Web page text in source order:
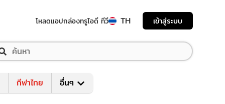
โหลดแอปกล่องทรูไอดี ทีวี TH เข้าสู่ระบบ
กีฬาไทย อื่นๆ